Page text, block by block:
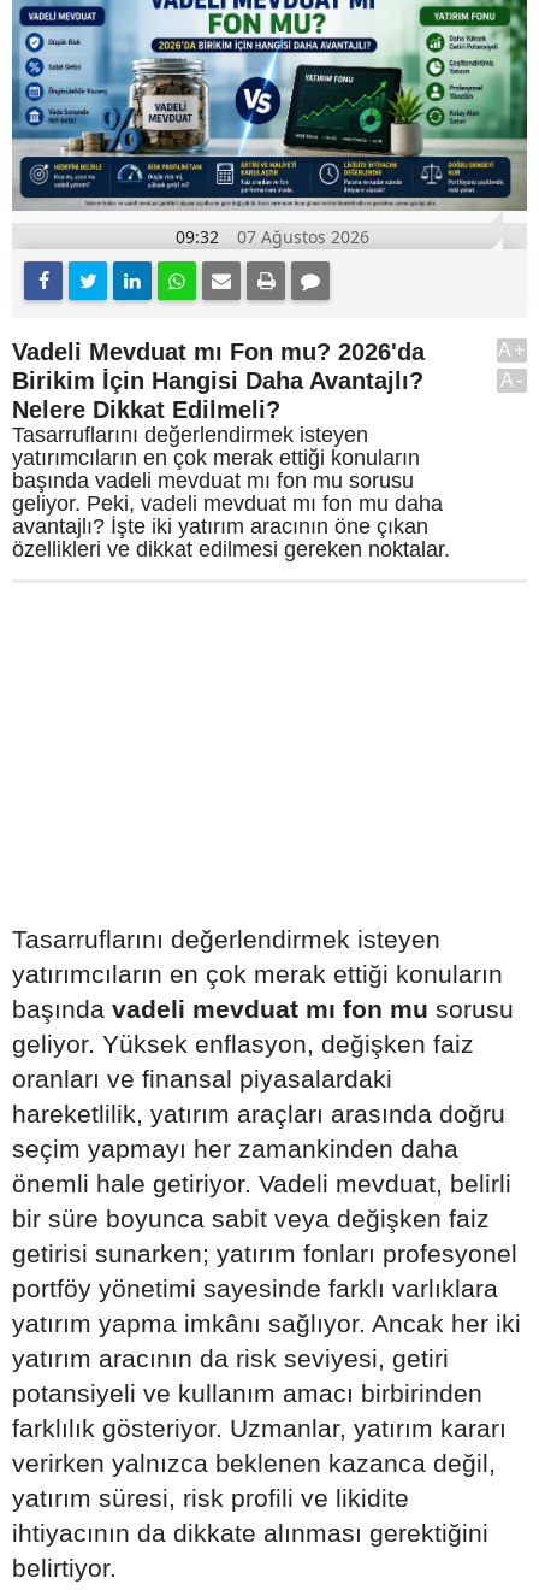
09:32 07 Ağustos 2026
Vadeli Mevduat mı Fon mu? 2026'da
Birikim İçin Hangisi Daha Avantajlı?
Nelere Dikkat Edilmeli?
Tasarruflarını değerlendirmek isteyen
yatırımcıların en çok merak ettiği konuların
başında vadeli mevduat mı fon mu sorusu
geliyor. Peki, vadeli mevduat mı fon mu daha
avantajlı? İşte iki yatırım aracının öne çıkan
özellikleri ve dikkat edilmesi gereken noktalar.
A+
A-
Tasarruflarını değerlendirmek isteyen
yatırımcıların en çok merak ettiği konuların
başında vadeli mevduat mı fon mu sorusu
geliyor. Yüksek enflasyon, değişken faiz
oranları ve finansal piyasalardaki
hareketlilik, yatırım araçları arasında doğru
seçim yapmayı her zamankinden daha
önemli hale getiriyor. Vadeli mevduat, belirli
bir süre boyunca sabit veya değişken faiz
getirisi sunarken; yatırım fonları profesyonel
portföy yönetimi sayesinde farklı varlıklara
yatırım yapma imkânı sağlıyor. Ancak her iki
yatırım aracının da risk seviyesi, getiri
potansiyeli ve kullanım amacı birbirinden
farklılık gösteriyor. Uzmanlar, yatırım kararı
verirken yalnızca beklenen kazanca değil,
yatırım süresi, risk profili ve likidite
ihtiyacının da dikkate alınması gerektiğini
belirtiyor.